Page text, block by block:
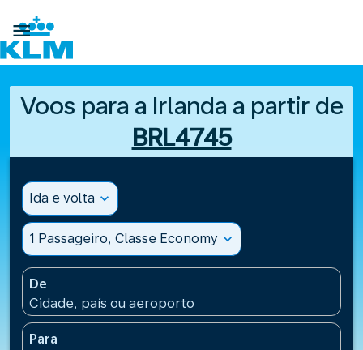

Voos para a Irlanda a partir de
BRL4745
Ida e volta expand_more
1 Passageiro, Classe Economy expand_more
De
Cidade, país ou aeroporto
Para